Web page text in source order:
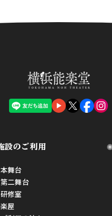
設のご利用
本舞台
第二舞台
研修室
楽屋